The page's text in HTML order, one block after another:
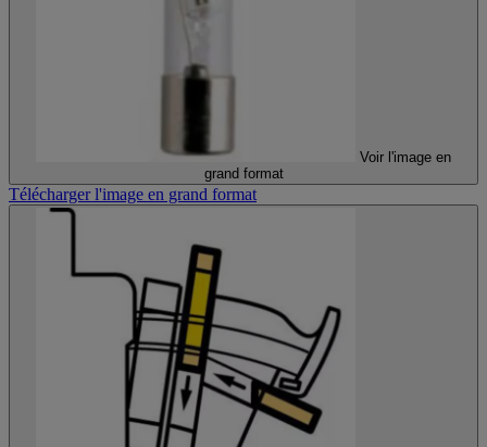
Voir l'image en
grand format
Télécharger l'image en grand format